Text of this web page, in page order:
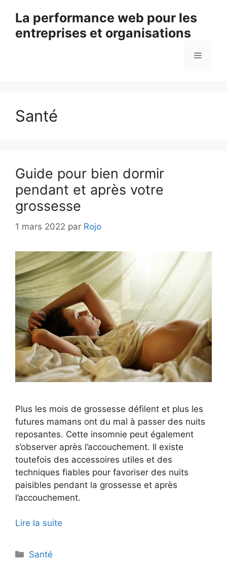
contenu
La performance web pour les
entreprises et organisations
Menu
Santé
Guide pour bien dormir
pendant et après votre
grossesse
1 mars 2022 par Rojo
Plus les mois de grossesse défilent et plus les
futures mamans ont du mal à passer des nuits
reposantes. Cette insomnie peut également
s’observer après l’accouchement. Il existe
toutefois des accessoires utiles et des
techniques fiables pour favoriser des nuits
paisibles pendant la grossesse et après
l’accouchement.
Lire la suite
Catégories
Santé